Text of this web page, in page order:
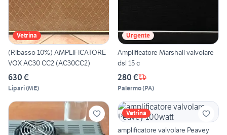
Vetrina
(Ribasso 10%) AMPLIFICATORE
VOX AC30 CC2 (AC30CC2)
630 €
Lipari(ME)
Urgente
Amplificatore Marshall valvolare
dsl 15 c
280 €
Palermo(PA)
Vetrina
amplificatore valvolare Peavey